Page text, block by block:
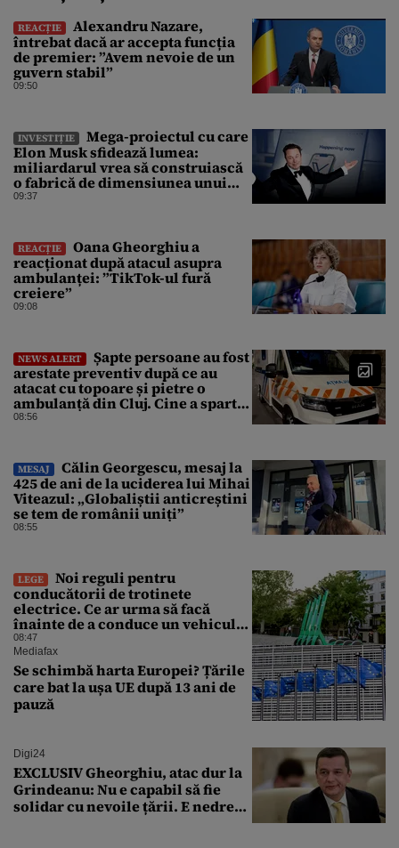
REACȚIE
Alexandru Nazare,
întrebat dacă ar accepta funcția
de premier: ”Avem nevoie de un
guvern stabil”
09:50
INVESTIȚIE
Mega-proiectul cu care
Elon Musk sfidează lumea:
miliardarul vrea să construiască
o fabrică de dimensiunea unui
oraș
09:37
REACȚIE
Oana Gheorghiu a
reacționat după atacul asupra
ambulanței: ”TikTok-ul fură
creiere”
09:08
NEWS ALERT
Șapte persoane au fost
arestate preventiv după ce au
atacat cu topoare și pietre o
ambulanță din Cluj. Cine a spart
parbrizul și l-a rănit pe șofer
08:56
MESAJ
Călin Georgescu, mesaj la
425 de ani de la uciderea lui Mihai
Viteazul: „Globaliștii anticreștini
se tem de românii uniți”
08:55
LEGE
Noi reguli pentru
conducătorii de trotinete
electrice. Ce ar urma să facă
înainte de a conduce un vehicul
pe drumurile publice
08:47
Mediafax
Se schimbă harta Europei? Țările
care bat la ușa UE după 13 ani de
pauză
Digi24
EXCLUSIV Gheorghiu, atac dur la
Grindeanu: Nu e capabil să fie
solidar cu nevoile țării. E nedrept